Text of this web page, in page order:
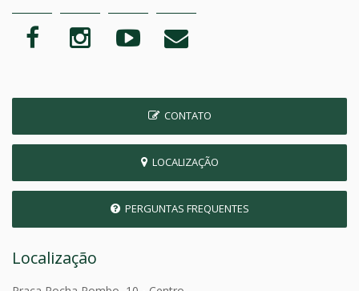
CONTATO
LOCALIZAÇÃO
PERGUNTAS FREQUENTES
Localização